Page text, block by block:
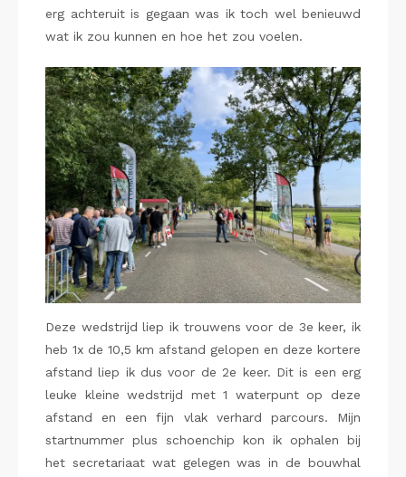
erg achteruit is gegaan was ik toch wel benieuwd
wat ik zou kunnen en hoe het zou voelen.
Deze wedstrijd liep ik trouwens voor de 3e keer, ik
heb 1x de 10,5 km afstand gelopen en deze kortere
afstand liep ik dus voor de 2e keer. Dit is een erg
leuke kleine wedstrijd met 1 waterpunt op deze
afstand en een fijn vlak verhard parcours. Mijn
startnummer plus schoenchip kon ik ophalen bij
het secretariaat wat gelegen was in de bouwhal